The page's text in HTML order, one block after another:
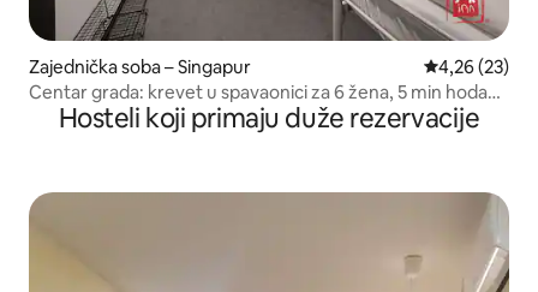
Zajednička soba – Singapur Prosječna
4,26 (23)
Centar grada: krevet u spavaonici za 6 žena, 5 min hoda
do MRT-a
Hosteli koji primaju duže rezervacije